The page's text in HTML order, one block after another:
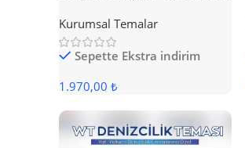
Kurumsal Temalar
Sepette Ekstra indirim
1.970,00 ₺